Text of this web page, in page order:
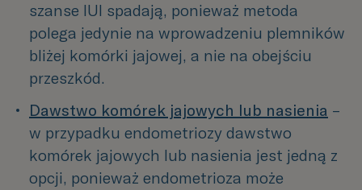
szanse IUI spadają, ponieważ metoda
polega jedynie na wprowadzeniu plemników
bliżej komórki jajowej, a nie na obejściu
przeszkód.
Dawstwo komórek jajowych lub nasienia –
w przypadku endometriozy dawstwo
komórek jajowych lub nasienia jest jedną z
opcji, ponieważ endometrioza może